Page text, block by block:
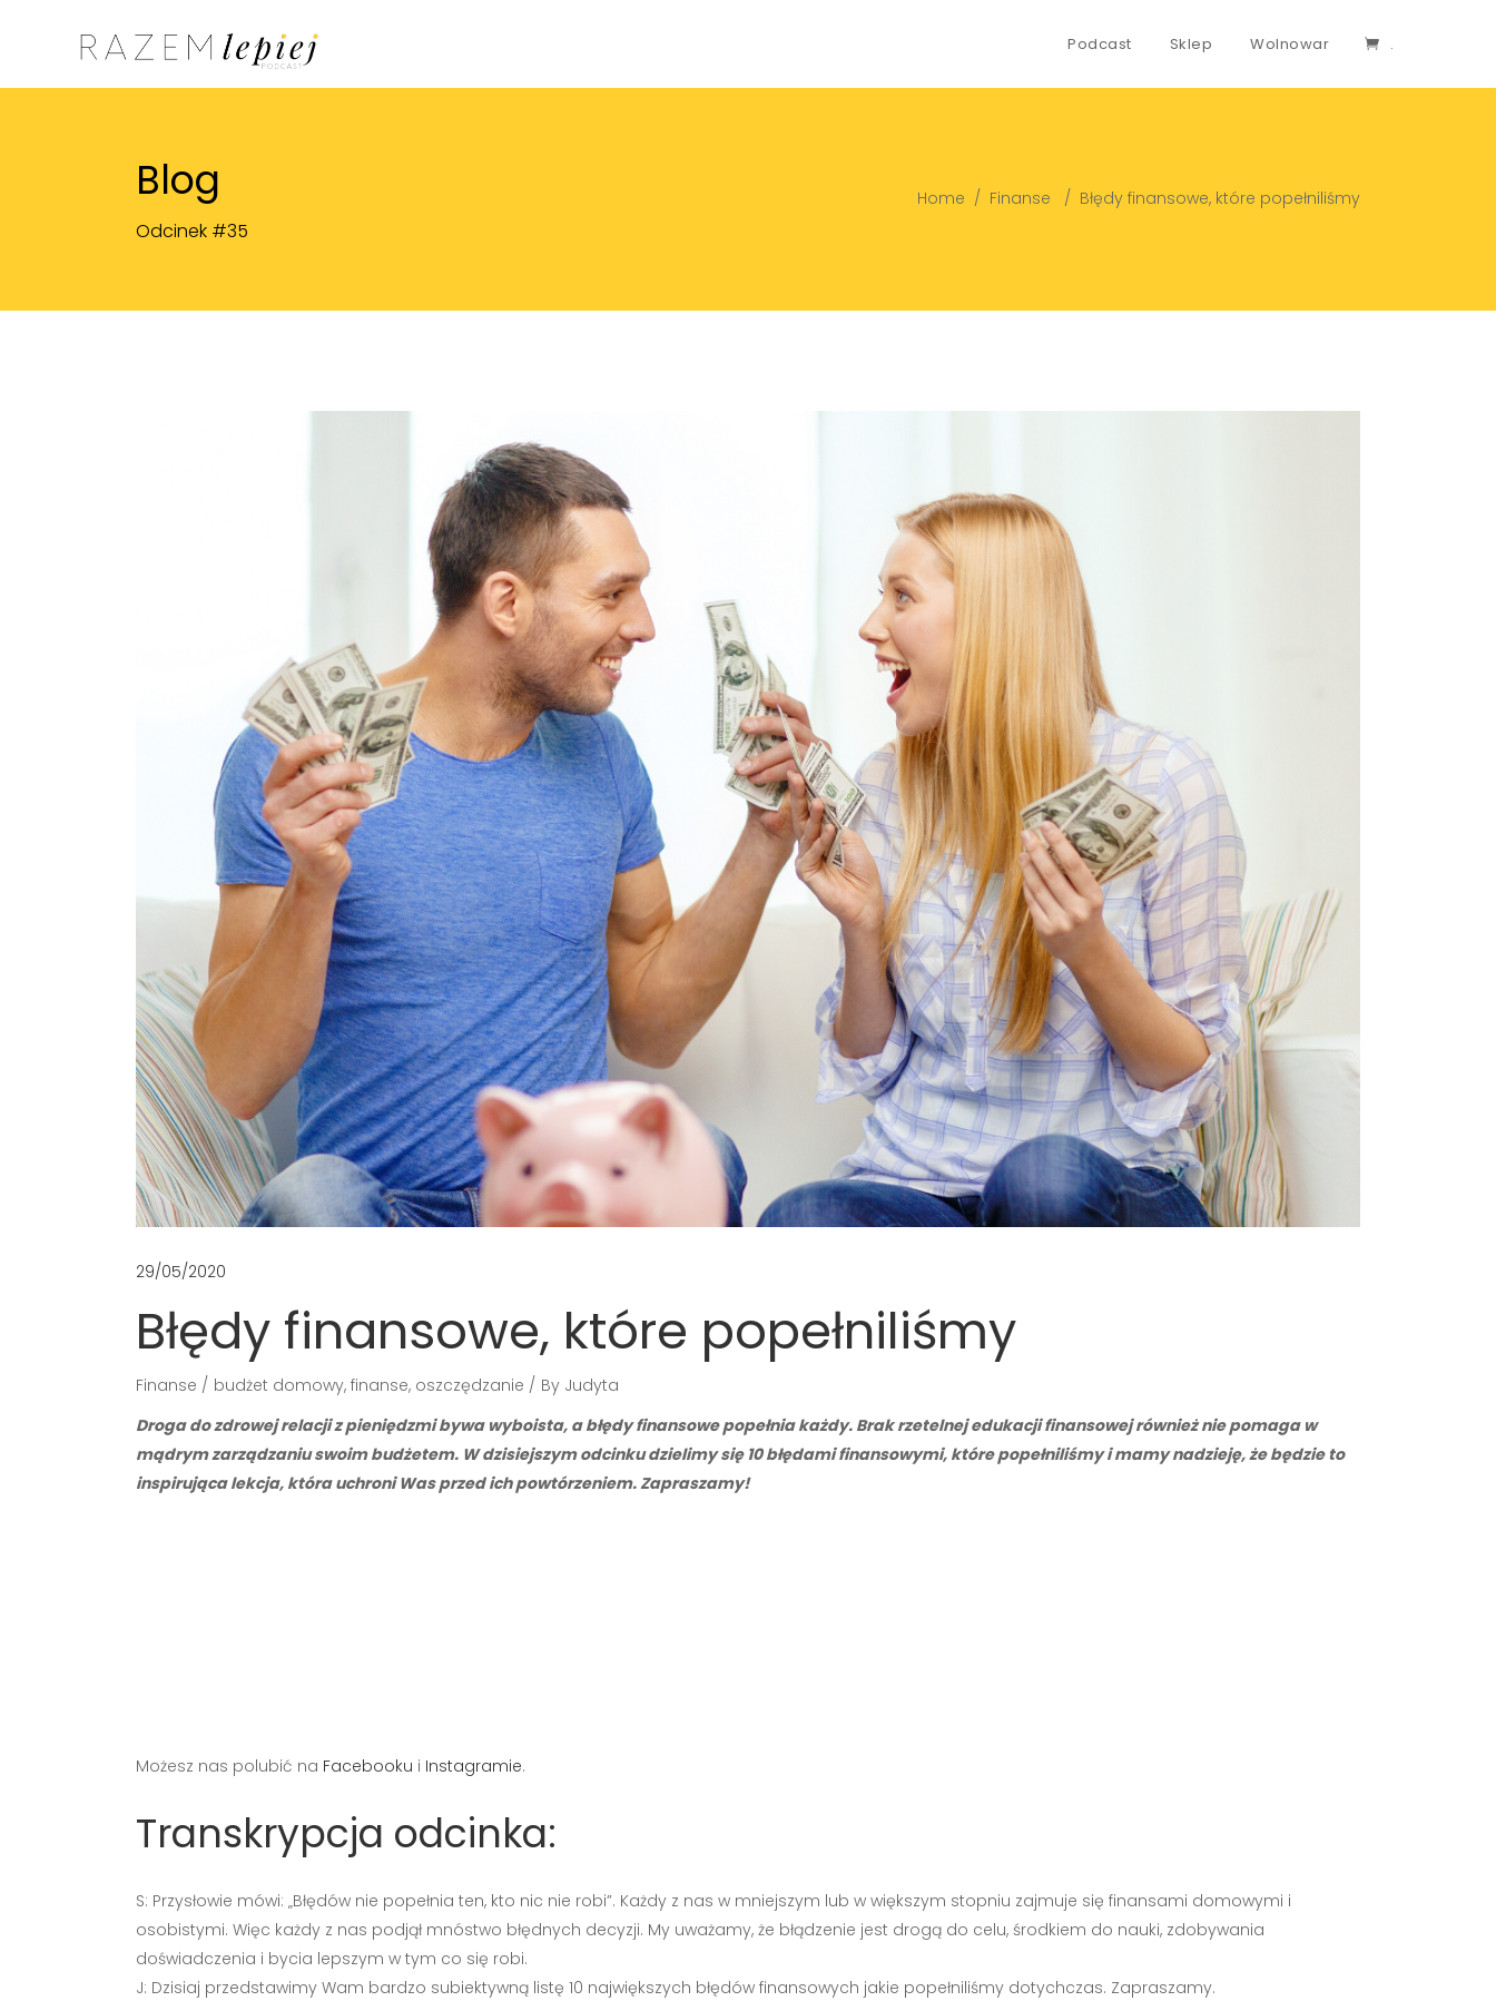
Podcast Sklep Wolnowar .
Blog
Odcinek #35
Home / Finanse / Błędy finansowe, które popełniliśmy
29/05/2020
Błędy finansowe, które popełniliśmy
Finanse budżet domowy, finanse, oszczędzanie By Judyta
Droga do zdrowej relacji z pieniędzmi bywa wyboista, a błędy finansowe popełnia każdy. Brak rzetelnej edukacji finansowej również nie pomaga w
mądrym zarządzaniu swoim budżetem. W dzisiejszym odcinku dzielimy się 10 błędami finansowymi, które popełniliśmy i mamy nadzieję, że będzie to
inspirująca lekcja, która uchroni Was przed ich powtórzeniem. Zapraszamy!
Możesz nas polubić na Facebooku i Instagramie.
Transkrypcja odcinka:
S: Przysłowie mówi: „Błędów nie popełnia ten, kto nic nie robi”. Każdy z nas w mniejszym lub w większym stopniu zajmuje się finansami domowymi i
osobistymi. Więc każdy z nas podjął mnóstwo błędnych decyzji. My uważamy, że błądzenie jest drogą do celu, środkiem do nauki, zdobywania
doświadczenia i bycia lepszym w tym co się robi.
J: Dzisiaj przedstawimy Wam bardzo subiektywną listę 10 największych błędów finansowych jakie popełniliśmy dotychczas. Zapraszamy.